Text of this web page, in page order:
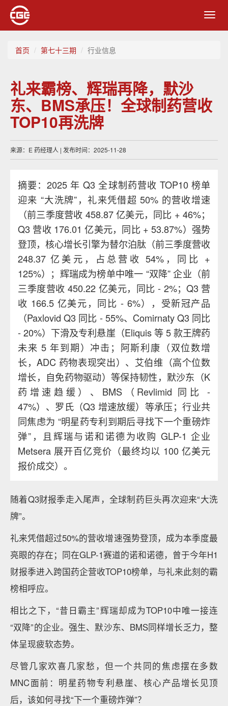
首页 第七十三期 行业信息
礼来霸榜、辉瑞再降，默沙
东、BMS承压！全球制药营收
TOP10再洗牌
来源：E 药经理人 | 发布时间：2025-11-28
摘要：2025 年 Q3 全球制药营收 TOP10 榜单
迎来 “大洗牌”，礼来凭借超 50% 的营收增速
（前三季度营收 458.87 亿美元，同比 + 46%；
Q3 营收 176.01 亿美元，同比 + 53.87%）强势
登顶，核心增长引擎为替尔泊肽（前三季度营收
248.37 亿美元，占总营收 54%，同比 +
125%）；辉瑞成为榜单中唯一 “双降” 企业（前
三季度营收 450.22 亿美元，同比 - 2%；Q3 营
收 166.5 亿美元，同比 - 6%），受新冠产品
（Paxlovid Q3 同比 - 55%、Comirnaty Q3 同比
- 20%）下滑及专利悬崖（Eliquis 等 5 款王牌药
未来 5 年到期）冲击；阿斯利康（双位数增
长，ADC 药物表现突出）、艾伯维（高个位数
增长，自免药物驱动）等保持韧性，默沙东（K
药增速趋缓）、BMS（Revlimid 同比 -
47%）、罗氏（Q3 增速放缓）等承压；行业共
同焦虑为 “明星药专利到期后寻找下一个重磅炸
弹”，且辉瑞与诺和诺德为收购 GLP-1 企业
Metsera 展开百亿竞价（最终均以 100 亿美元
报价成交）。
随着Q3财报季走入尾声，全球制药巨头再次迎来“大洗
牌”。
礼来凭借超过50%的营收增速强势登顶，成为本季度最
亮眼的存在；同在GLP-1赛道的诺和诺德，曾于今年H1
财报季进入跨国药企营收TOP10榜单，与礼来此刻的霸
榜相呼应。
相比之下，“昔日霸主”辉瑞却成为TOP10中唯一接连
“双降”的企业。强生、默沙东、BMS同样增长乏力，整
体呈现疲软态势。
尽管几家欢喜几家愁，但一个共同的焦虑摆在多数
MNC面前：明星药物专利悬崖、核心产品增长见顶
后，该如何寻找“下一个重磅炸弹”？